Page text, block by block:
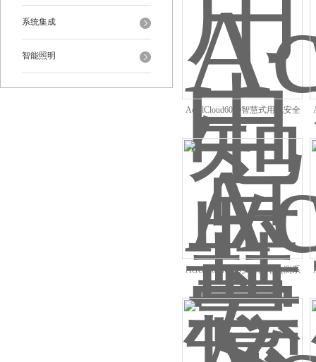
系统集成
智能照明
AcrelCloud6000智慧式用电安全
隐患监管服务平台
AcrelCloud6000安全用电监测系
统 安科瑞邱红